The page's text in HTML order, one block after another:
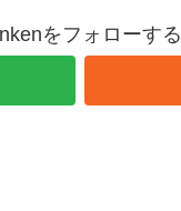
をフォローする